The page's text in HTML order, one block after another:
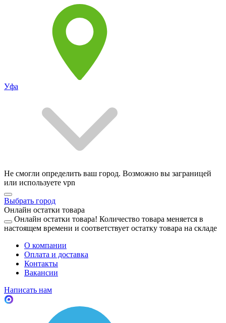
Уфа
Не смогли определить ваш город. Возможно вы заграницей
или используете vpn
Выбрать город
Онлайн остатки товара
Онлайн остатки товара! Количество товара меняется в
настоящем времени и соответствует остатку товара на складе
О компании
Оплата и доставка
Контакты
Вакансии
Написать нам